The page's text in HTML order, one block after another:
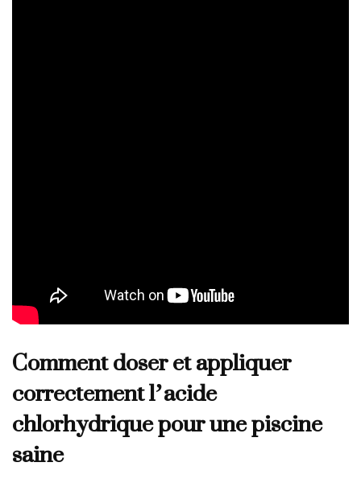
Comment doser et appliquer
correctement l’acide
chlorhydrique pour une piscine
saine